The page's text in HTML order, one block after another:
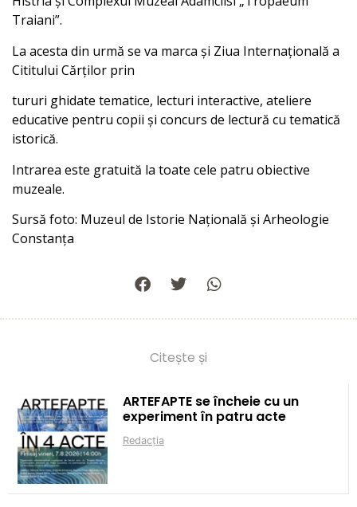
Traiani”.
La acesta din urmă se va marca și Ziua Internațională a
Cititului Cărților prin
tururi ghidate tematice, lecturi interactive, ateliere
educative pentru copii și concurs de lectură cu tematică
istorică.
Intrarea este gratuită la toate cele patru obiective
muzeale.
Sursă foto: Muzeul de Istorie Națională și Arheologie
Constanța
Citește și
ARTEFAPTE se încheie cu un
experiment în patru acte
Redacția